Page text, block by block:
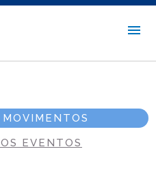
EVENTOS